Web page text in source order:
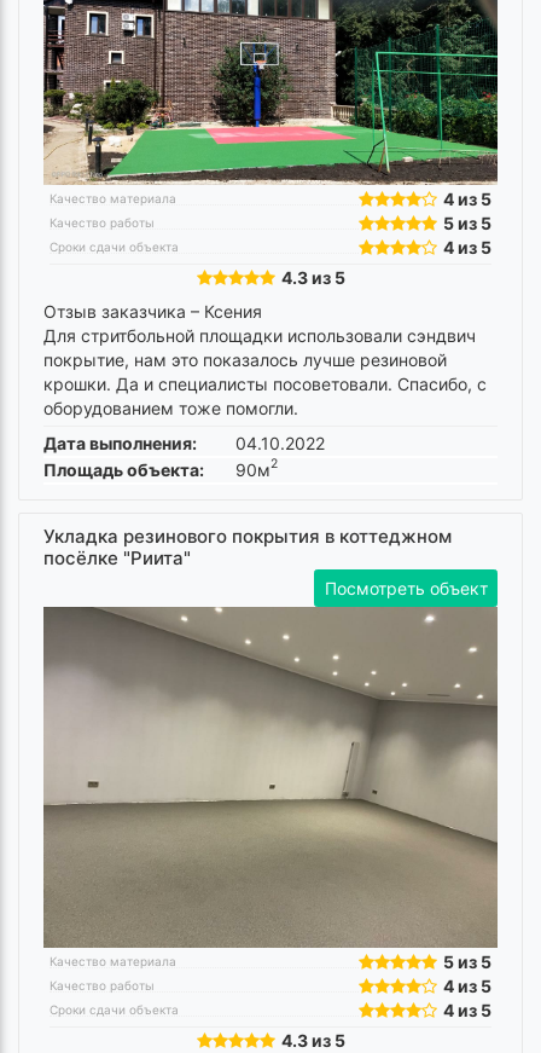
Качество материала 4 из 5
Качество работы 5 из 5
Сроки сдачи объекта
4 из 5
4.3 из 5
Отзыв заказчика – Ксения
Для стритбольной площадки использовали сэндвич
покрытие, нам это показалось лучше резиновой
крошки. Да и специалисты посоветовали. Спасибо, с
оборудованием тоже помогли.
Дата выполнения:
04.10.2022
Площадь объекта:
90м2
Укладка резинового покрытия в коттеджном
посёлке "Риита"
Посмотреть объект
Качество материала 5 из 5
Качество работы 4 из 5
Сроки сдачи объекта
4 из 5
4.3 из 5